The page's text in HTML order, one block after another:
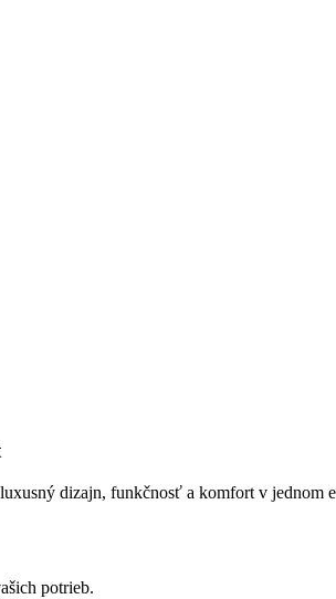
dizajn, funkčnosť a komfort v jednom
potrieb.